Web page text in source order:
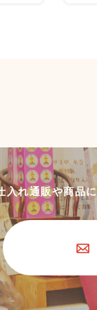
入れ通販や商品